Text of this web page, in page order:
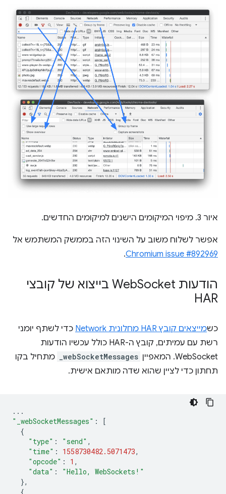
איור 3. מיפוי המיקומים הישנים למיקומים החדשים.
אפשר לשלוח משוב על השינוי הזה בממשק המשתמש אל
Chromium issue #892969
.
הודעות Web
Socket בייצוא של קובצי
HAR
כשמייצאים קובץ HAR מחלונית Network
כדי לשתף יומני
רשת עם עמיתים, קובץ ה-HAR כולל עכשיו הודעות
WebSocket. המאפיין
_webSocketMessages
מתחיל בקו
תחתון כדי לציין שהוא שדה מותאם אישית.
...
"_webSocketMessages" :
[
{
"type" : "send" ,
"time" : 1558730482.5071473,
"opcode" : 1 ,
"data" :
"Hello, WebSockets!"
},
{